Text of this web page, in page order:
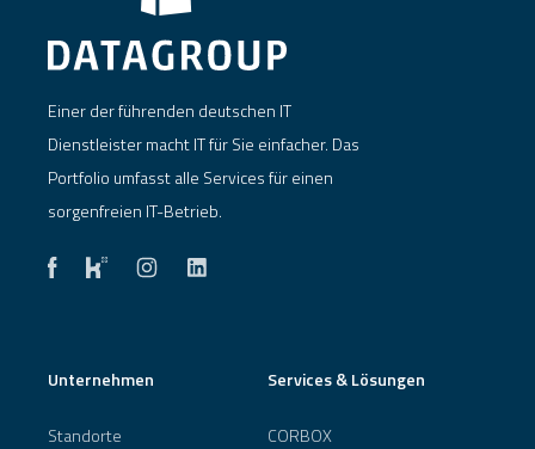
Einer der führenden deutschen IT
Dienstleister macht IT für Sie einfacher. Das
Portfolio umfasst alle Services für einen
sorgenfreien IT-Betrieb.
Unternehmen
Standorte
Services & Lösungen
CORBOX